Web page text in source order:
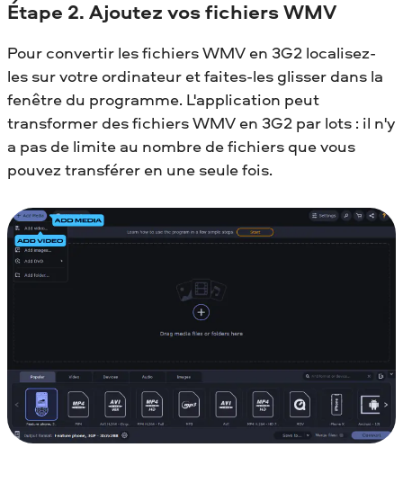
Étape 2. Ajoutez vos fichiers WMV
Pour convertir les fichiers WMV en 3G2 localisez-
les sur votre ordinateur et faites-les glisser dans la
fenêtre du programme. L'application peut
transformer des fichiers WMV en 3G2 par lots : il n'y
a pas de limite au nombre de fichiers que vous
pouvez transférer en une seule fois.